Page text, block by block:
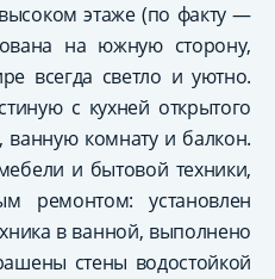
этаже (по факту —
на южную сторону,
всегда светло и уютно.
с кухней открытого
ванную комнату и балкон.
и бытовой техники,
ремонтом: установлен
в ванной, выполнено
стены водостойкой